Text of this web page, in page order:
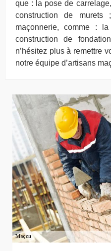
que : la pose de
construction de
maçonnerie, comme :
construction de
n’hésitez plus à remettre
notre équipe d’artisans